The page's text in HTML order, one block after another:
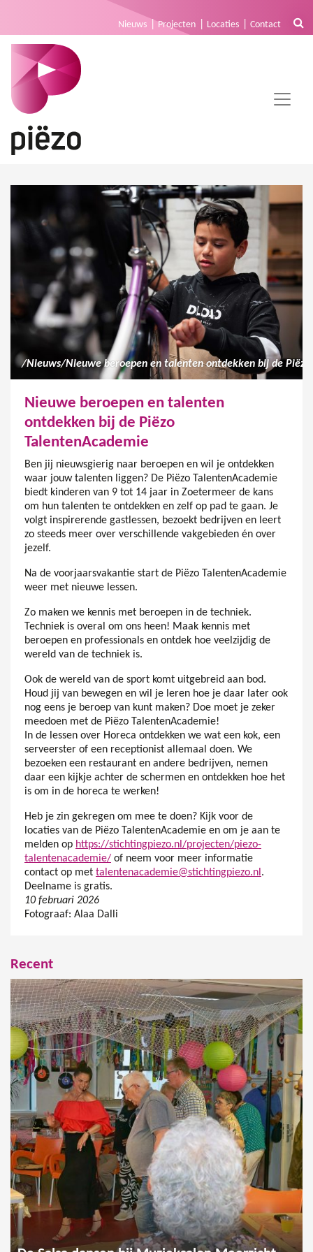
Nieuws Projecten Locaties Contact
/Nieuws/
Nieuwe beroepen en talenten
ontdekken bij de Piëzo
TalentenAcademie
Ben jij nieuwsgierig naar beroepen en wil je ontdekken
waar jouw talenten liggen? De Piëzo TalentenAcademie
biedt kinderen van 9 tot 14 jaar in Zoetermeer de kans
om hun talenten te ontdekken en zelf op pad te gaan. Je
volgt inspirerende gastlessen, bezoekt bedrijven en leert
zo steeds meer over verschillende vakgebieden én over
jezelf.
Na de voorjaarsvakantie start de Piëzo TalentenAcademie
weer met nieuwe lessen.
Zo maken we kennis met beroepen in de techniek.
Techniek is overal om ons heen! Maak kennis met
beroepen en professionals en ontdek hoe veelzijdig de
wereld van de techniek is.
Ook de wereld van de sport komt uitgebreid aan bod.
Houd jij van bewegen en wil je leren hoe je daar later ook
nog eens je beroep van kunt maken? Doe moet je zeker
meedoen met de Piëzo TalentenAcademie!
In de lessen over Horeca ontdekken we wat een kok, een
serveerster of een receptionist allemaal doen. We
bezoeken een restaurant en andere bedrijven, nemen
daar een kijkje achter de schermen en ontdekken hoe het
is om in de horeca te werken!
Heb je zin gekregen om mee te doen? Kijk voor de
locaties van de Piëzo TalentenAcademie en om je aan te
melden op https://stichtingpiezo.nl/projecten/piezo-
talentenacademie/ of neem voor meer informatie
contact op met talentenacademie@stichtingpiezo.nl .
Deelname is gratis.
10 februari 2026
Fotograaf: Alaa Dalli
Recent